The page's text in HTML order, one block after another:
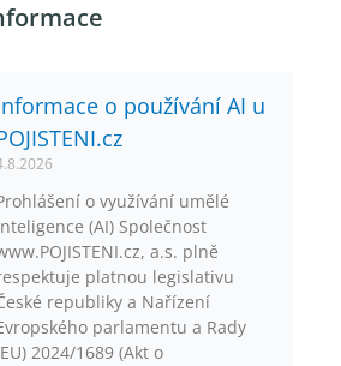
o používání AI u
o využívání umělé
(AI) Společnost
a.s. plně
platnou legislativu
republiky a Nařízení
parlamentu a Rady
2024/1689 (Akt o